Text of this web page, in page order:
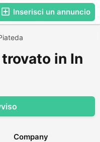
Inserisci un annuncio
in In
Company